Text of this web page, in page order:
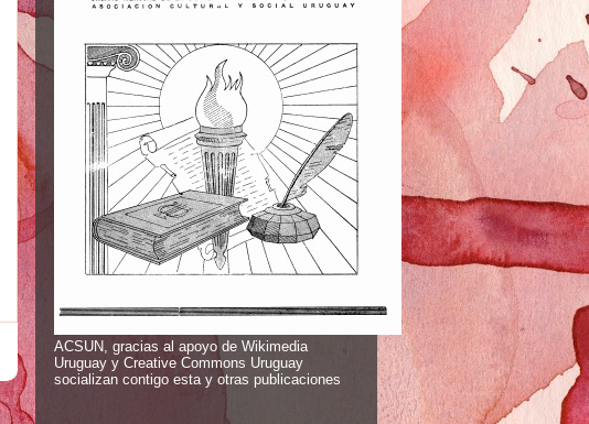
ACSUN, gracias al apoyo de Wikimedia
Uruguay y Creative Commons Uruguay
socializan contigo esta y otras publicaciones